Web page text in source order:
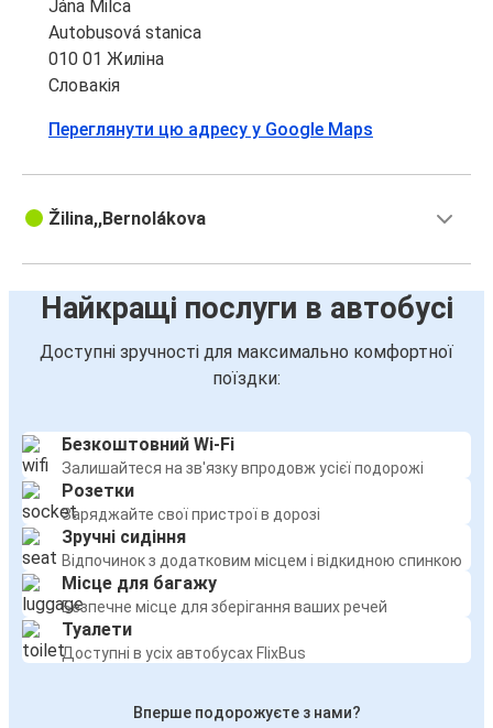
Жиліна
Аеропорт Краків
Жиліна
Гданськ
Аеропорт Катовіце
Жиліна
Бельсько-Бяла
Ужгород
Жиліна
Київ
Жиліна
Жиліна
Львів
Київ
Jána Milca
Autobusová stanica
010 01 Жиліна
Словакія
Переглянути цю адресу у Google Maps
Žilina,,Bernolákova
Найкращі послуги в автобусі
Доступні зручності для максимально комфортної
поїздки:
Безкоштовний Wi-Fi
Залишайтеся на зв'язку впродовж усієї подорожі
Розетки
Заряджайте свої пристрої в дорозі
Зручні сидіння
Відпочинок з додатковим місцем і відкидною спинкою
Місце для багажу
Безпечне місце для зберігання ваших речей
Туалети
Доступні в усіх автобусах FlixBus
Вперше подорожуєте з нами?